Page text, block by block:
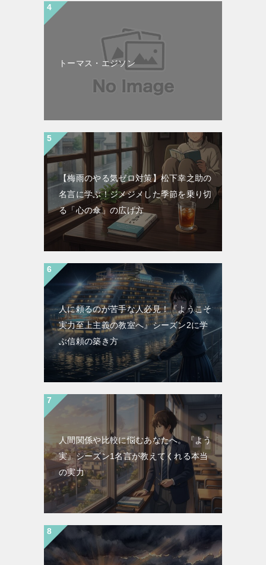
トーマス・エジソン
【梅雨のやる気ゼロ対策】松下幸之助の
名言に学ぶ！ジメジメした季節を乗り切
る「心の傘」の広げ方
人に頼るのが苦手な人必見！『ようこそ
実力至上主義の教室へ』シーズン2に学
ぶ信頼の築き方
人間関係や比較に悩むあなたへ。『よう
実』シーズン1名言が教えてくれる本当
の実力